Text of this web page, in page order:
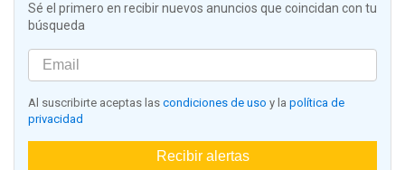
Sé el primero en recibir nuevos anuncios que coincidan con tu
búsqueda
Al suscribirte aceptas las condiciones de uso y la política de
privacidad
Recibir alertas